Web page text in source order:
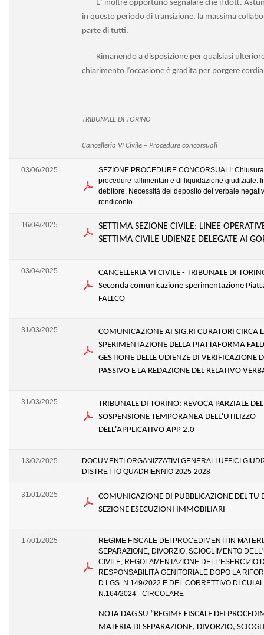
E’ inoltre opportuno segnalare che il dott.
in questo periodo di transizione, la massima
parte di tutti.
Rimanendo a disposizione per qualsiasi
chiarimento l’occasione è gradita per porgere
TRIBUNALE DI TORINO
Cancelleria VI Civile – Procedure concorsuali
03/06/2025
SEZIONE PROCEDURE CONCORSUALI:
procedure fallimentari e di liquidazione giudiziale.
debitore. Necessità del deposito del verbale
rendiconto.
16/04/2025
SETTIMA SEZIONE CIVILE: LINEE
SETTIMA CIVILE UDIENZE DELEGATE AI
03/04/2025
CANCELLERIA VI CIVILE - TRIBUNALE DI
Seconda comunicazione sperimentazione
FALLCO
31/03/2025
COMUNICAZIONE AI SIG.RI CURATORI CIRCA
SPERIMENTAZIONE DELLA PIATTAFORMA
GESTIONE DELLE UDIENZE DI VERIFICAZIONE
PASSIVO E LA REDAZIONE DEL RELATIVO
31/03/2025
TRIBUNALE DI TORINO: REVOCA PARZIALE
SOSPENSIONE TEMPORANEA DELL'UTILIZZO
DELL'APPLICATIVO APP 2.0
13/02/2025
DOCUMENTI ORGANIZZATIVI GENERALI UFFICI
DISTRETTO QUADRIENNIO 2025-2028
31/01/2025
COMUNICAZIONE DI PUBBLICAZIONE DEL TU
SEZIONE ESECUZIONI IMMOBILIARI
17/01/2025
REGIME FISCALE DEI PROCEDIMENTI IN
SEPARAZIONE, DIVORZIO, SCIOGLIMENTO
CIVILE, REGOLAMENTAZIONE DELL'ESERCIZIO
RESPONSABILITÀ GENITORIALE DOPO LA
D.LGS. N.149/2022 E DEL CORRETTIVO DI CUI
N.164/2024 - CIRCOLARE
NOTA DAG SU “REGIME FISCALE DEI
MATERIA DI SEPARAZIONE, DIVORZIO,